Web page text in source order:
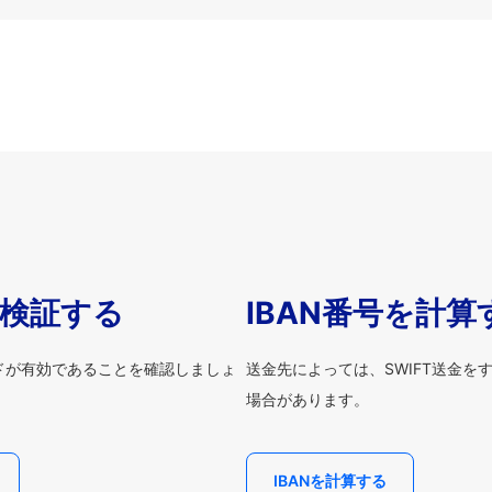
証する
有効であることを確認しましょ
IBAN番号を計算
送金先によっては、SWIFT送金を
場合があります。
IBANを計算する